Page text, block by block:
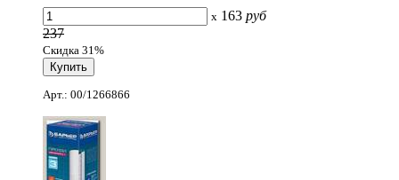
x 163 руб
237
Скидка 31%
Арт.: 00/1266866